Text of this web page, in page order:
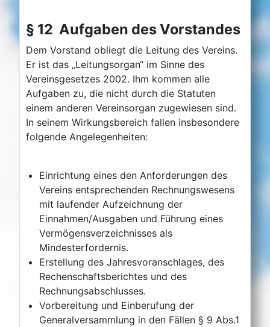
§ 12 Aufgaben des Vorstandes
Dem Vorstand obliegt die Leitung des Vereins.
Er ist das „Leitungsorgan“ im Sinne des
Vereinsgesetzes 2002. Ihm kommen alle
Aufgaben zu, die nicht durch die Statuten
einem anderen Vereinsorgan zugewiesen sind.
In seinem Wirkungsbereich fallen insbesondere
folgende Angelegenheiten:
Einrichtung eines den Anforderungen des
Vereins entsprechenden Rechnungswesens
mit laufender Aufzeichnung der
Einnahmen/Ausgaben und Führung eines
Vermögensverzeichnisses als
Mindesterfordernis.
Erstellung des Jahresvoranschlages, des
Rechenschaftsberichtes und des
Rechnungsabschlusses.
Vorbereitung und Einberufung der
Generalversammlung in den Fällen § 9 Abs.1